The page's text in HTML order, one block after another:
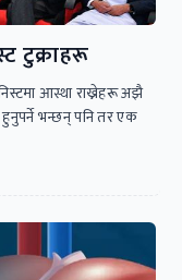
टुक्राहरू
आस्था राख्नेहरू अझै
भन्छन् पनि तर एक